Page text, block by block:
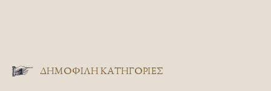
ΔΗΜΟΦΙΛΗ ΚΑΤΗΓΟΡΙΕΣ